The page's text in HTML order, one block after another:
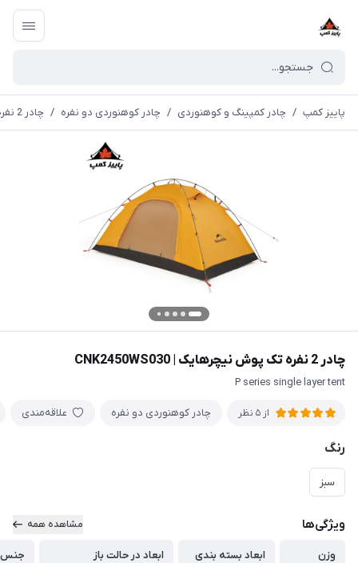
پاییز کمپ / چادر کمپینگ و کوهنوردی / چادر کوهنوردی دو نفره / چادر 2 نفره تک پوش نیچرهایک | CNK2450WS030
چادر 2 نفره تک پوش نیچرهایک | CNK2450WS030
P series single layer tent
از 5 نظر چادر کوهنوردی دو نفره علاقه‌مندی
رنگ
سبز
ویژگی‌ها مشاهده همه
وزن
ابعاد بسته بندی
ابعاد در حالت باز
جنس